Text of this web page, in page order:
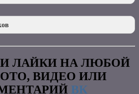
ЛАЙКИ НА ЛЮБОЙ
ВИДЕО ИЛИ
ВК